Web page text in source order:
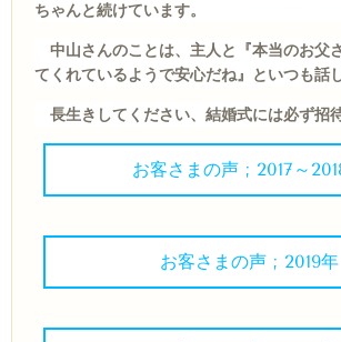
ちゃんと続けています。
中山さんのことは、主人と『本当のお父
てくれているようで安心だね』といつも話
長生きしてください、結婚式には必ず招
お客さまの声 ; 2017～
お客さまの声 ; 2019年